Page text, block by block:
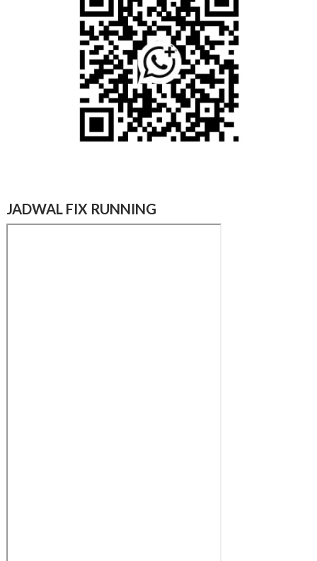
JADWAL FIX RUNNING